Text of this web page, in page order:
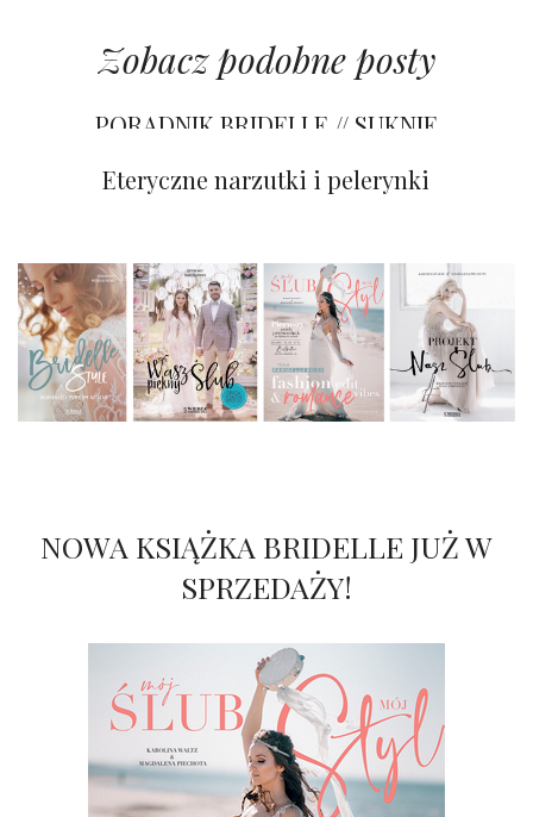
Zobacz podobne posty
PORADNIK BRIDELLE // SUKNIE
Koronkowe dodatki
Eteryczne narzutki i pelerynki
NOWA KSIĄŻKA BRIDELLE JUŻ W
SPRZEDAŻY!